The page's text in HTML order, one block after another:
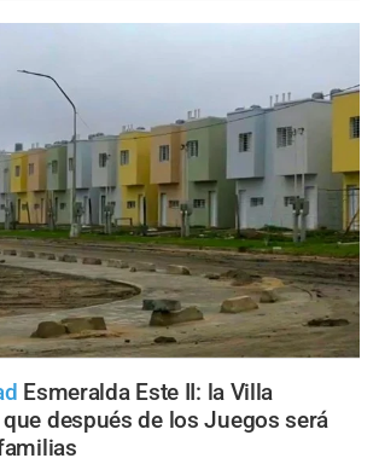
Esmeralda Este II: la Villa
después de los Juegos será